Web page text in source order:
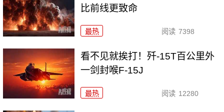
比前线更致命
最热 阅读 7398
看不见就挨打！歼-15T百公里外
一剑封喉F-15J
最热 阅读 12280